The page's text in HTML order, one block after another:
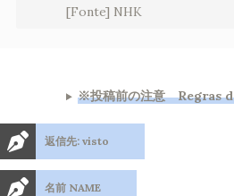
[Fonte] NHK
※投稿前の注意 Regras
返信先: visto
名前 NAME